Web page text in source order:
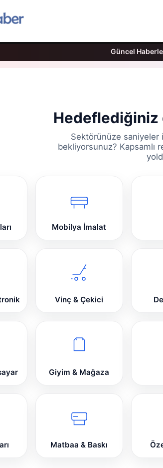
Güncel
Hedeflediğiniz
Sektörünüze saniyeler
bekliyorsunuz? Kapsamlı
Mobilya İmalat
Vinç & Çekici
Giyim & Mağaza
Matbaa & Baskı